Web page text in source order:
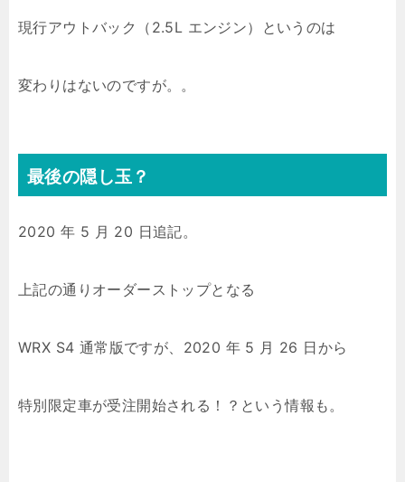
現行アウトバック（2.5L エンジン）というのは
変わりはないのですが。。
最後の隠し玉？
2020 年 5 月 20 日追記。
上記の通りオーダーストップとなる
WRX S4 通常版ですが、2020 年 5 月 26 日から
特別限定車が受注開始される！？という情報も。